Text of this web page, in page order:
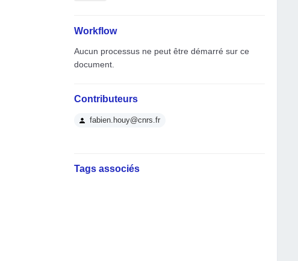
Workflow
Aucun processus ne peut être démarré sur ce
document.
Contributeurs
fabien.houy@cnrs.fr
Tags associés